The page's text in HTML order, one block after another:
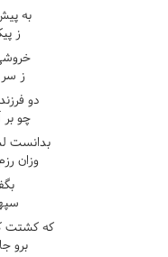
به
ز
ز سر
دو
چو بر
بدانست
وزان
که کشتت
برو